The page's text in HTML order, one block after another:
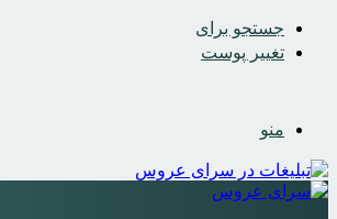
جستجو برای
تغییر پوست
منو